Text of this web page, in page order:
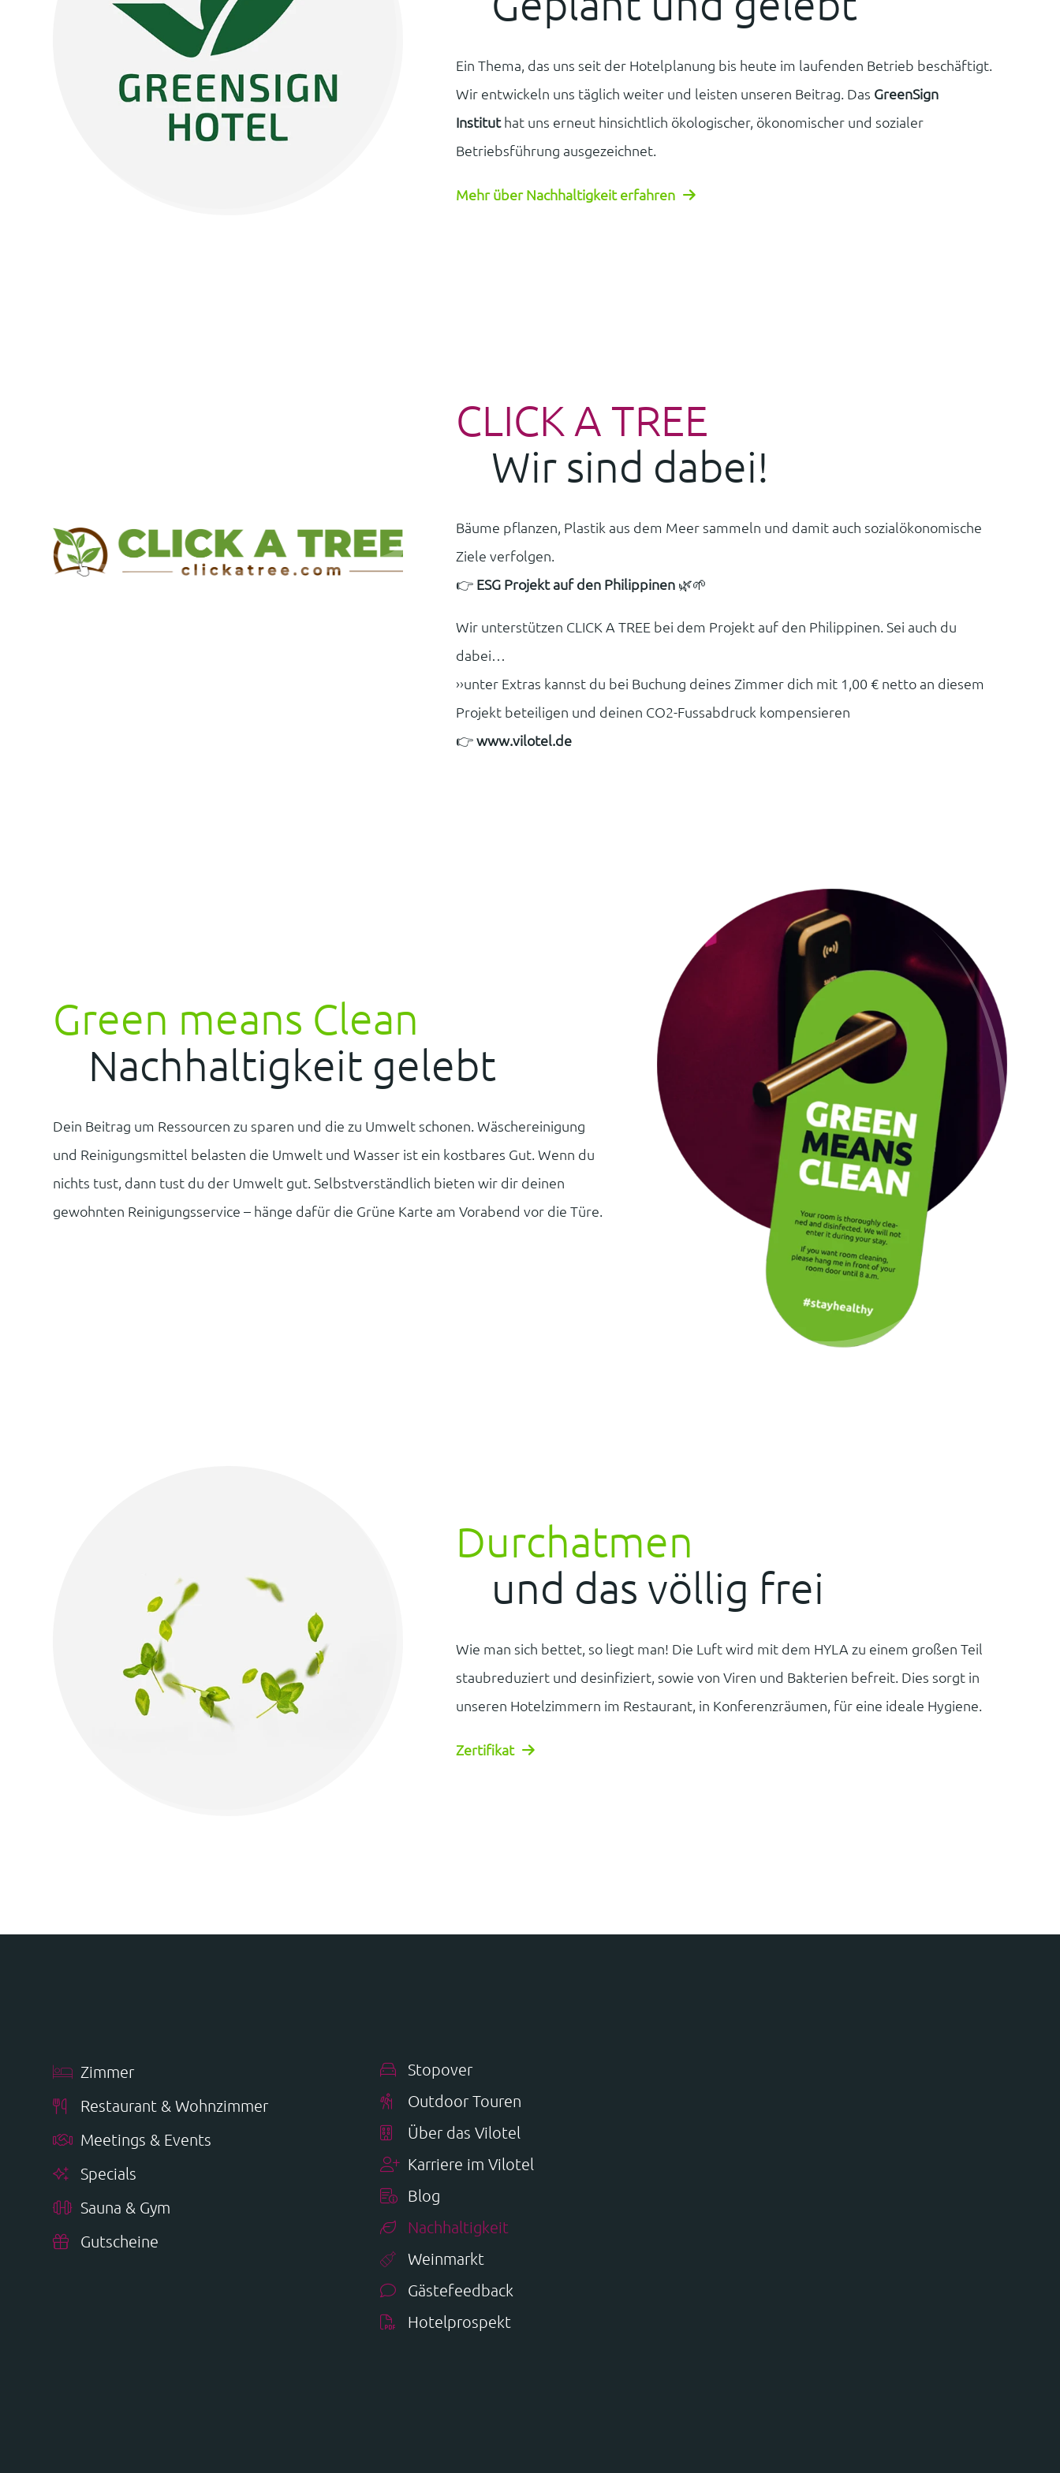
Ein Thema, das uns seit der Hotelplanung bis heute im laufenden Betrieb beschäftigt.
Wir entwickeln uns täglich weiter und leisten unseren Beitrag. Das GreenSign
Instituthat uns erneut hinsichtlich ökologischer, ökonomischer und sozialer
Betriebsführung ausgezeichnet.
Mehr über Nachhaltigkeit erfahren
CLICK A TREE
Wir sind dabei!
Bäume pflanzen, Plastik aus dem Meer sammeln und damit auch sozialökonomische
Ziele verfolgen.
👉 ESG Projekt auf den Philippinen🌿🌱
Wir unterstützen CLICK A TREE bei dem Projekt auf den Philippinen. Sei auch du
dabei…
››unter Extras kannst du bei Buchung deines Zimmer dich mit 1,00 € netto an diesem
Projekt beteiligen und deinen CO2-Fussabdruck kompensieren
👉www.vilotel.de
Green means Clean
Nachhaltigkeit gelebt
Dein Beitrag um Ressourcen zu sparen und die zu Umwelt schonen. Wäschereinigung
und Reinigungsmittel belasten die Umwelt und Wasser ist ein kostbares Gut. Wenn du
nichts tust, dann tust du der Umwelt gut. Selbstverständlich bieten wir dir deinen
gewohnten Reinigungsservice – hänge dafür die Grüne Karte am Vorabend vor die Türe.
Durchatmen
und das völlig frei
Wie man sich bettet, so liegt man! Die Luft wird mit dem HYLA zu einem großen Teil
staubreduziert und desinfiziert, sowie von Viren und Bakterien befreit. Dies sorgt in
unseren Hotelzimmern im Restaurant, in Konferenzräumen, für eine ideale Hygiene.
Zertifikat
Zimmer
Restaurant & Wohnzimmer
Meetings & Events
Specials
Sauna & Gym
Gutscheine
Stopover
Outdoor Touren
Über das Vilotel
Karriere im Vilotel
Blog
Nachhaltigkeit
Weinmarkt
Gästefeedback
Hotelprospekt